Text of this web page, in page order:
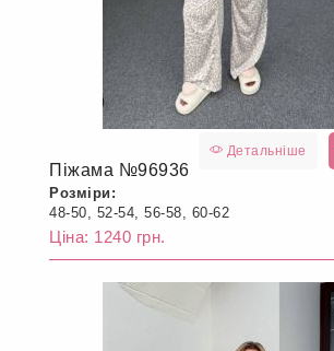
Детальніше
Піжама №96936
Розміри:
48-50, 52-54, 56-58, 60-62
Ціна: 1240 грн.